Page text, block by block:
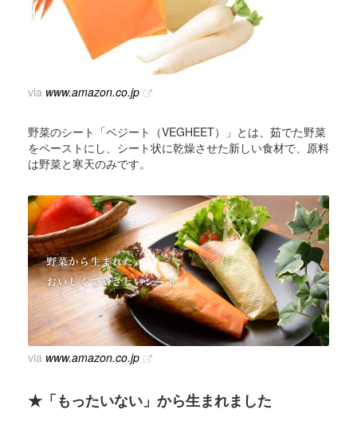
via www.amazon.co.jp
野菜のシート「ベジート（VEGHEET）」とは、茹でた野菜
をペーストにし、シート状に乾燥させた新しい食材で、原料
は野菜と寒天のみです。
via www.amazon.co.jp
★「もったいない」から生まれました